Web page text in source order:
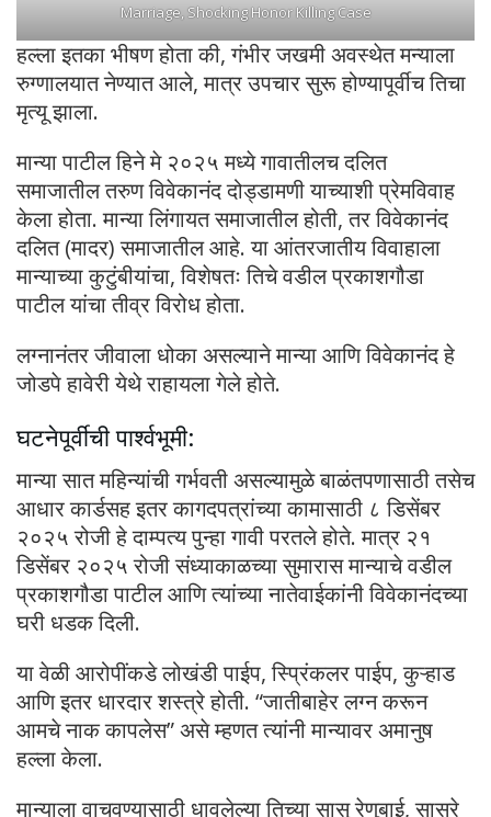
Marriage, Shocking Honor Killing Case
हल्ला इतका भीषण होता की, गंभीर जखमी अवस्थेत मन्याला
रुग्णालयात नेण्यात आले, मात्र उपचार सुरू होण्यापूर्वीच तिचा
मृत्यू झाला.
मान्या पाटील हिने मे २०२५ मध्ये गावातीलच दलित
समाजातील तरुण विवेकानंद दोड्डामणी याच्याशी प्रेमविवाह
केला होता. मान्या लिंगायत समाजातील होती, तर विवेकानंद
दलित (मादर) समाजातील आहे. या आंतरजातीय विवाहाला
मान्याच्या कुटुंबीयांचा, विशेषतः तिचे वडील प्रकाशगौडा
पाटील यांचा तीव्र विरोध होता.
लग्नानंतर जीवाला धोका असल्याने मान्या आणि विवेकानंद हे
जोडपे हावेरी येथे राहायला गेले होते.
घटनेपूर्वीची पार्श्वभूमी:
मान्या सात महिन्यांची गर्भवती असल्यामुळे बाळंतपणासाठी तसेच
आधार कार्डसह इतर कागदपत्रांच्या कामासाठी ८ डिसेंबर
२०२५ रोजी हे दाम्पत्य पुन्हा गावी परतले होते. मात्र २१
डिसेंबर २०२५ रोजी संध्याकाळच्या सुमारास मान्याचे वडील
प्रकाशगौडा पाटील आणि त्यांच्या नातेवाईकांनी विवेकानंदच्या
घरी धडक दिली.
या वेळी आरोपींकडे लोखंडी पाईप, स्प्रिंकलर पाईप, कुऱ्हाड
आणि इतर धारदार शस्त्रे होती. “जातीबाहेर लग्न करून
आमचे नाक कापलेस” असे म्हणत त्यांनी मान्यावर अमानुष
हल्ला केला.
मान्याला वाचवण्यासाठी धावलेल्या तिच्या सासू रेणुबाई, सासरे